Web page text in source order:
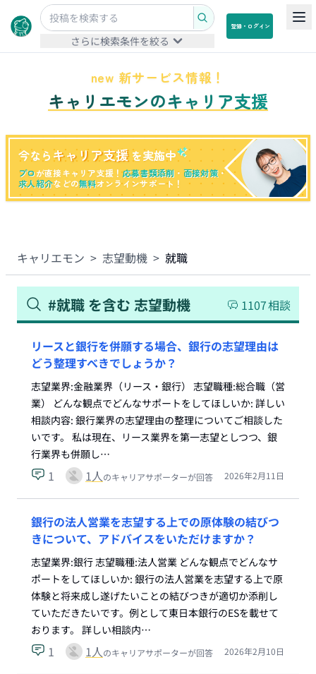
さらに検索条件を絞る
登録・ログイン
new 新サービス情報！
キャリエモンのキャリア支援
今なら キャリア支援 を実施中
プロが直接キャリア支援！応募書類添削 ・ 面接対策・
求人紹介などの無料オンラインサポート！
キャリエモン > 志望動機 > 就職
#就職 を含む 志望動機 1107相談
リースと銀行を併願する場合、銀行の志望理由は
どう整理すべきでしょうか？
志望業界:金融業界（リース・銀行） 志望職種:総合職（営
業） どんな観点でどんなサポートをしてほしいか: 詳しい
相談内容: 銀行業界の志望理由の整理についてご相談した
いです。 私は現在、リース業界を第一志望としつつ、銀
行業界も併願し…
1 1人のキャリアサポーターが回答 2026年2月11日
銀行の法人営業を志望する上での原体験の結びつ
きについて、アドバイスをいただけますか？
志望業界:銀行 志望職種:法人営業 どんな観点でどんなサ
ポートをしてほしいか: 銀行の法人営業を志望する上で原
体験と将来成し遂げたいことの結びつきが適切か添削し
ていただきたいです。例として東日本銀行のESを載せて
おります。 詳しい相談内…
1 1人のキャリアサポーターが回答 2026年2月10日